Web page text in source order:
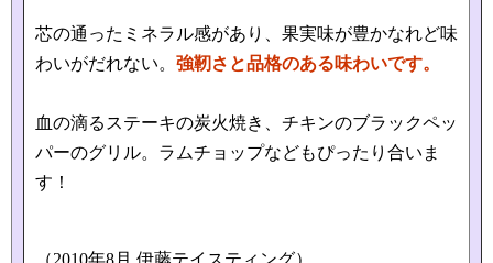
芯の通ったミネラル感があり、果実味が豊かなれど味
わいがだれない。 強靭さと品格のある味わいです。
血の滴るステーキの炭火焼き、チキンのブラックペッ
パーのグリル。ラムチョップなどもぴったり合いま
す！
（2010年8月 伊藤テイスティング）